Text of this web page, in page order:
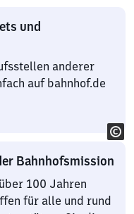
und
anderer
auf bahnhof.de
Bahnhofsmission
100 Jahren
für alle und rund